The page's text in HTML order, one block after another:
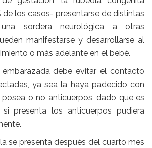
de los casos- presentarse de distintas
sordera neurológica a otras
manifestarse y desarrollarse al
o más adelante en el bebé.
embarazada debe evitar el contacto
ya sea la haya padecido con
o no anticuerpos, dado que es
presenta los anticuerpos pudiera
se presenta después del cuarto mes